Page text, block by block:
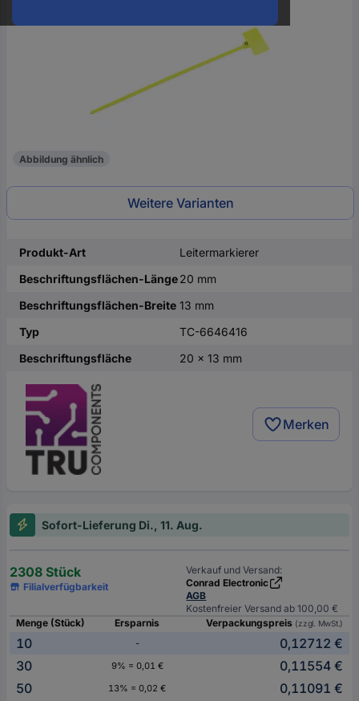
Abbildung ähnlich
Weitere Varianten
Produkt-Art
Leitermarkierer
Beschriftungsflächen-Länge20 mm
Beschriftungsflächen-Breite 13 mm
Typ
TC-6646416
Beschriftungsfläche
20 x 13 mm
Merken
Sofort-Lieferung Di., 11. Aug.
2308 Stück
Filialverfügbarkeit
Verkauf und Versand:
Conrad Electronic
AGB
Kostenfreier Versand ab 100,00 €
Menge (Stück)
Ersparnis Verpackungspreis (zzgl. MwSt.)
10 -
0,12712 €
30
9% = 0,01 €
0,11554 €
50
13% = 0,02 €
0,11091 €